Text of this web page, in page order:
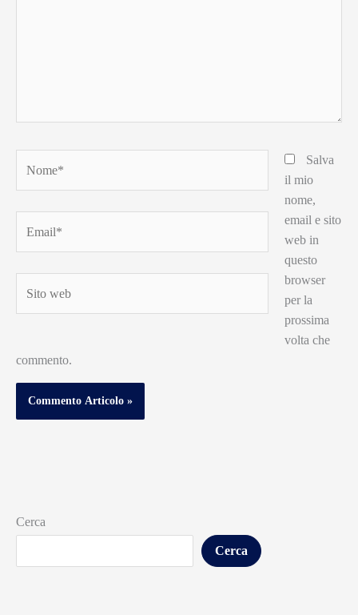
web
Salva
il mio
nome,
email e sito
web in
questo
browser
per la
prossima
volta che
commento.
Cerca
Cerca